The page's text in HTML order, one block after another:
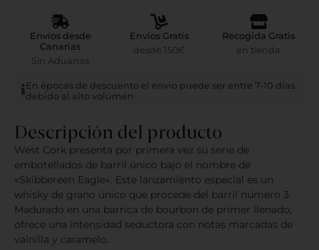
Envíos desde
Canarias
Sin Aduanas
Envíos Gratis
desde 150€
Recogida Gratis
en tienda
En épocas de descuento el envío puede ser entre 7-10 días
debido al alto volumen
Descripción del producto
West Cork presenta por primera vez su serie de
embotellados de barril único bajo el nombre de
«Skibbereen Eagle». Este lanzamiento especial es un
whisky de grano único que procede del barril número 3.
Madurado en una barrica de bourbon de primer llenado,
ofrece una intensidad seductora con notas marcadas de
vainilla y caramelo.